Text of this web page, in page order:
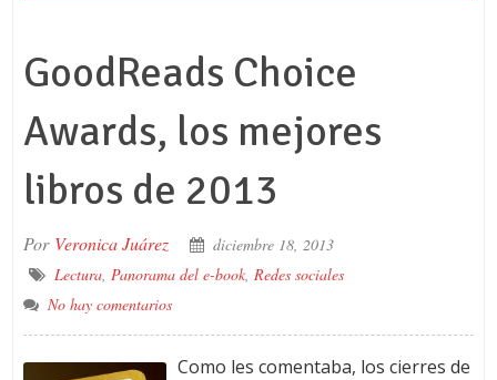
GoodReads Choice
Awards, los mejores
libros de 2013
Por Veronica Juárez
diciembre 18, 2013
Lectura, Panorama del e-book, Redes sociales
No hay comentarios
Como les comentaba, los cierres de